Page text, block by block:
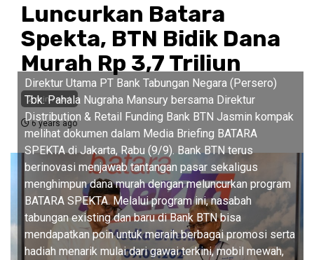
Luncurkan Batara
Spekta, BTN Bidik Dana
Murah Rp 3,7 Triliun
2 min read
6 years ago
Direktur Utama PT Bank Tabungan Negara (Persero)
Tbk. Pahala Nugraha Mansury bersama Direktur
Distribution & Retail Funding Bank BTN Jasmin kompak
melihat dokumen dalam Media Briefing BATARA
SPEKTA di Jakarta, Rabu (9/9). Bank BTN terus
berinovasi menjawab tantangan pasar sekaligus
menghimpun dana murah dengan meluncurkan program
BATARA SPEKTA. Melalui program ini, nasabah
tabungan existing dan baru di Bank BTN bisa
mendapatkan poin untuk meraih berbagai promosi serta
hadiah menarik mulai dari gawai terkini, mobil mewah,